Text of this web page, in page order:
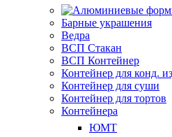
Барные украшения
Ведра
ВСП Стакан
ВСП Контейнер
Контейнер для конд.
Контейнер для суши
Контейнер для тортов
Контейнера
ЮМТ